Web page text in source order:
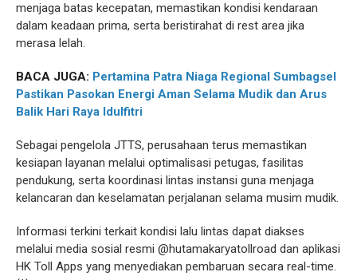
menjaga batas kecepatan, memastikan kondisi kendaraan
dalam keadaan prima, serta beristirahat di rest area jika
merasa lelah.
BACA JUGA: Pertamina Patra Niaga Regional Sumbagsel
Pastikan Pasokan Energi Aman Selama Mudik dan Arus
Balik Hari Raya Idulfitri
Sebagai pengelola JTTS, perusahaan terus memastikan
kesiapan layanan melalui optimalisasi petugas, fasilitas
pendukung, serta koordinasi lintas instansi guna menjaga
kelancaran dan keselamatan perjalanan selama musim mudik.
Informasi terkini terkait kondisi lalu lintas dapat diakses
melalui media sosial resmi @hutamakaryatollroad dan aplikasi
HK Toll Apps yang menyediakan pembaruan secara real-time.